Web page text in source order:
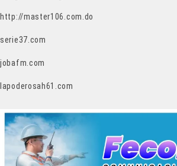
http://master106.com.do
serie37.com
jobafm.com
lapoderosah61.com